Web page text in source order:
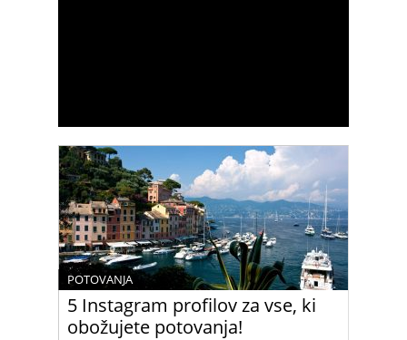
5 Instagram profilov za vse, ki
obožujete potovanja!
POTOVANJA